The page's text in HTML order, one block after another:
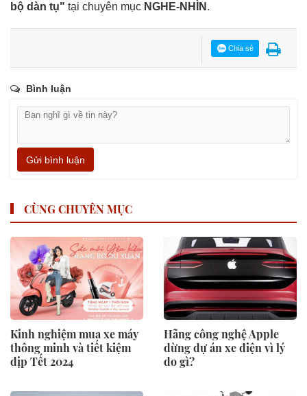
bộ dàn tụ" tại chuyên mục NGHE-NHÌN .
Chia sẻ
Bình luận
Gửi bình luận
CÙNG CHUYÊN MỤC
Kinh nghiệm mua xe máy
thông minh và tiết kiệm
dịp Tết 2024
Hãng công nghệ Apple
dừng dự án xe điện vì lý
do gì?